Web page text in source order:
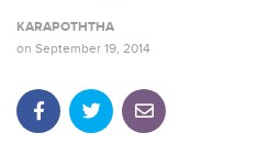
KARAPOTHTHA
on September 19, 2014